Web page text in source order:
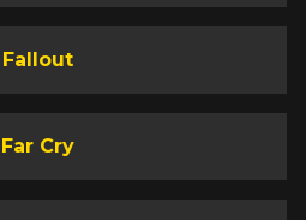
Fallout
Far Cry